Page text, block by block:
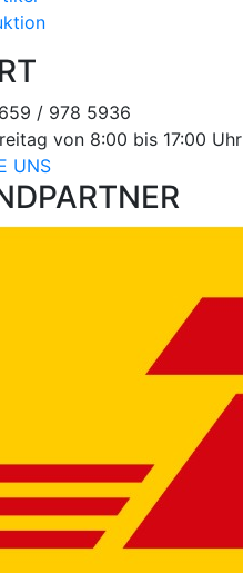
/ 978 5936
von 8:00 bis 17:00 Uhr
UNS